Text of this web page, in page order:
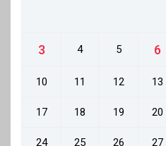
3 4 5 6
10 11 12 13
17 18 19 20
24 25 26 27